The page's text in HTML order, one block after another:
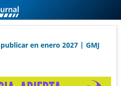
en enero 2027 | GMJ